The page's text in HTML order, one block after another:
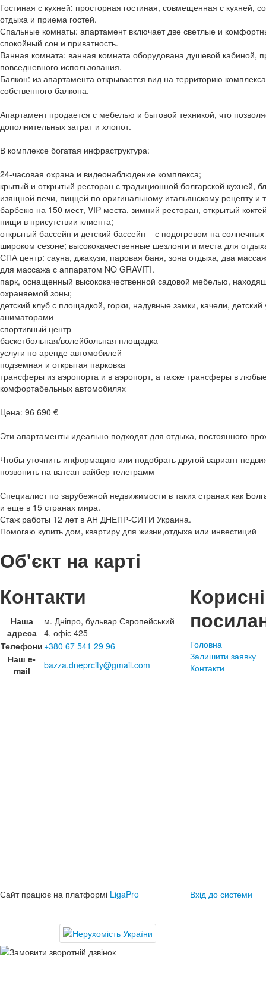
Гостиная с кухней: просторная гостиная, совмещенная с кухней,
отдыха и приема гостей.
Спальные комнаты: апартамент включает две светлые и
спокойный сон и приватность.
Ванная комната: ванная комната оборудована душевой кабиной,
повседневного использования.
Балкон: из апартамента открывается вид на территорию
собственного балкона.
Апартамент продается с мебелью и бытовой техникой, что
дополнительных затрат и хлопот.
В комплексе богатая инфраструктура:
24-часовая охрана и видеонаблюдение комплекса;
крытый и открытый ресторан с традиционной болгарской кухней,
изящной печи, пиццей по оригинальному итальянскому рецепту и
барбекю на 150 мест, VIP-места, зимний ресторан, открытый
пищи в присутствии клиента;
открытый бассейн и детский бассейн – с подогревом на
широком сезоне; высококачественные шезлонги и места для
СПА центр: сауна, джакузи, паровая баня, зона отдыха, два
для массажа с аппаратом NO GRAVITI.
парк, оснащенный высококачественной садовой мебелью,
охраняемой зоны;
детский клуб с площадкой, горки, надувные замки, качели, детский
аниматорами
спортивный центр
баскетбольная/волейбольная площадка
услуги по аренде автомобилей
подземная и открытая парковка
трансферы из аэропорта и в аэропорт, а также трансферы в
комфортабельных автомобилях
Цена: 96 690 €
Эти апартаменты идеально подходят для отдыха, постоянного
Чтобы уточнить информацию или подобрать другой вариант
позвонить на ватсап вайбер телеграмм
Специалист по зарубежной недвижимости в таких странах как
и еще в 15 странах мира.
Стаж работы 12 лет в АН ДНЕПР-СИТИ Украина.
Помогаю купить дом, квартиру для жизни,отдыха или инвестиций
Об'єкт на карті
Контакти
Наша
адреса
м. Дніпро, бульвар Європейський
4, офіс 425
Телефони +380 67 541 29 96
Наш e-
mail
bazza.dneprcity@gmail.com
Корисні
Головна
Залишити заявку
Контакти
Сайт працює на платформі LigaPro Вхід до системи